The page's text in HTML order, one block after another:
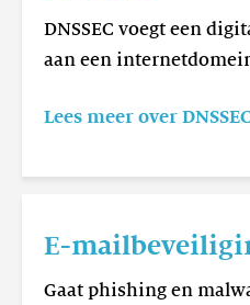
DNSSEC voegt een
aan een
Lees meer over DNSSEC
E-
Gaat phishing en
meer
mailbeveiliging